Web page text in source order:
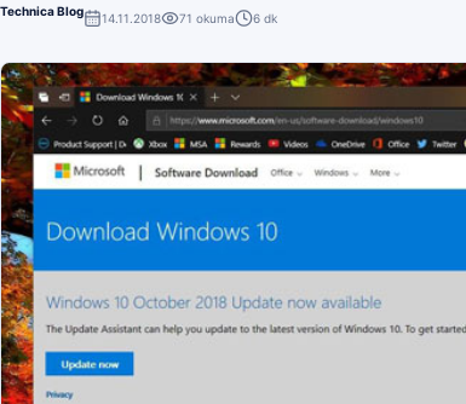
Technica Blog 14.11.2018 71 okuma 6 dk